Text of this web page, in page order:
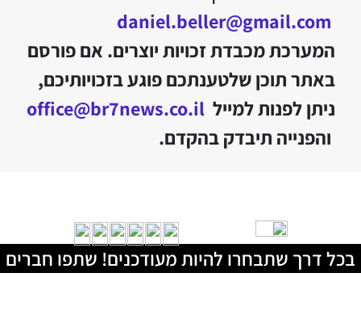
daniel.beller@gmail.com
המערכת מכבדת זכויות יוצרים. אם פורסם
באתר תוכן שלטענתכם פוגע בזכויותיכם,
ניתן לפנות למייל office@br7news.co.il
והפנייה תיבדק בהקדם.
בכל דרך שתבחרו להיות מעודכנים! שתפו חברים